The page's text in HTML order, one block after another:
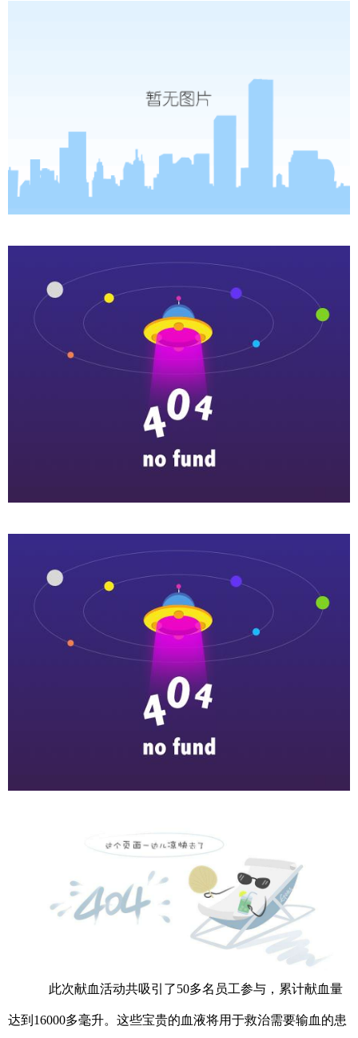
此次献血活动共吸引了50多名员工参与，累计献血量
达到16000多毫升。这些宝贵的血液将用于救治需要输血的患